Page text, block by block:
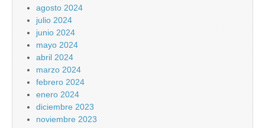
agosto 2024
julio 2024
junio 2024
mayo 2024
abril 2024
marzo 2024
febrero 2024
enero 2024
diciembre 2023
noviembre 2023